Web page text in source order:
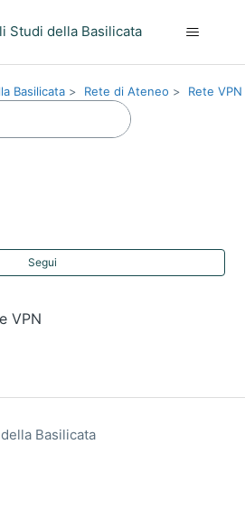
Studi della Basilicata
Basilicata Rete di Ateneo Rete VPN
Segui
VPN
Basilicata